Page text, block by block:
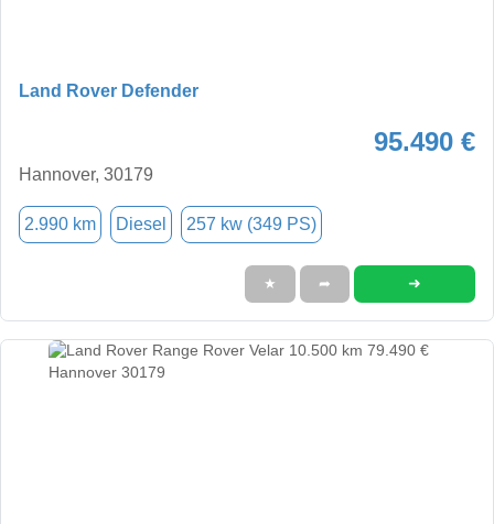
Land Rover Defender
95.490 €
Hannover, 30179
2.990 km Diesel 257 kw (349 PS)
★ ➦ ➜